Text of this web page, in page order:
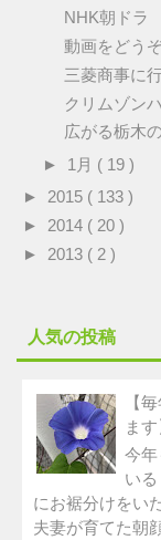
NHK朝ドラ
動画をどう
三菱商事に
クリムゾン
広がる栃木
► 1月 ( 19 )
► 2015 ( 133 )
► 2014 ( 20 )
► 2013 ( 2 )
人気の投稿
【
ます
今年
い
にお裾分けをい
夫妻が育てた朝